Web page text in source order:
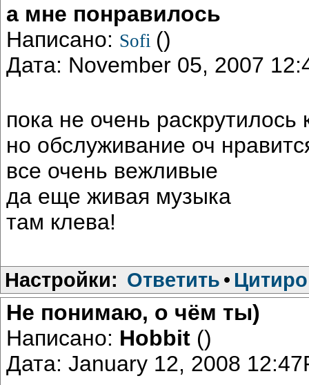
а мне понравилось
Написано: Sofi ()
Дата: November 05, 2007
пока не очень
но обслуживание оч
все очень вежливые
да еще живая музыка
там клева!
Настройки: Ответить •
Не понимаю, о чём ты)
Написано: Hobbit ()
Дата: January 12, 2008